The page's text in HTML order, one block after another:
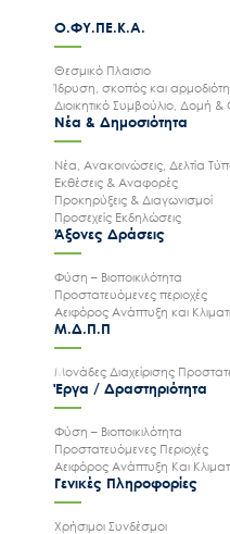
Ο.ΦΥ.ΠΕ.Κ.Α.
Θεσμικό Πλαισιο
Ίδρυση, σκοπός και
Διοικητικό Συμβούλιο, Δομή
Νέα & Δημοσιότητα
Νέα, Ανακοινώσεις, Δελτία
Εκθέσεις & Αναφορές
Προκηρύξεις & Διαγωνισμοί
Προσεχείς Εκδηλώσεις
Άξονες Δράσεις
Φύση – Βιοποικιλότητα
Προστατευόμενες περιοχές
Αειφόρος Ανάπτυξη και
Μ.Δ.Π.Π
Μονάδες Διαχείρισης
Έργα / Δραστηριότητα
Φύση – Βιοποικιλότητα
Προστατευόμενες Περιοχές
Αειφόρος Ανάπτυξη Και
Γενικές Πληροφορίες
Χρήσιμοι Συνδέσμοι